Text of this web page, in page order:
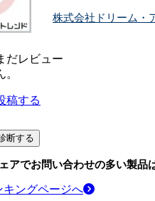
株式会社ドリーム・
だレビュー
稿する
断する
アでお問い合わせの多い製品
キングページへ